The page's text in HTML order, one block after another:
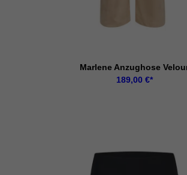
Marlene Anzughose
189,00 €